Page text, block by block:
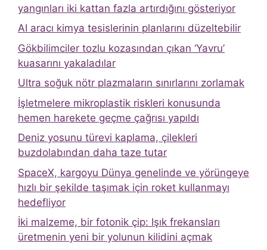
yangınları iki kattan fazla artırdığını gösteriyor
AI aracı kimya tesislerinin planlarını düzeltebilir
Gökbilimciler tozlu kozasından çıkan ‘Yavru’
kuasarını yakaladılar
Ultra soğuk nötr plazmaların sınırlarını zorlamak
İşletmelere mikroplastik riskleri konusunda
hemen harekete geçme çağrısı yapıldı
Deniz yosunu türevi kaplama, çilekleri
buzdolabından daha taze tutar
SpaceX, kargoyu Dünya genelinde ve yörüngeye
hızlı bir şekilde taşımak için roket kullanmayı
hedefliyor
İki malzeme, bir fotonik çip: Işık frekansları
üretmenin yeni bir yolunun kilidini açmak